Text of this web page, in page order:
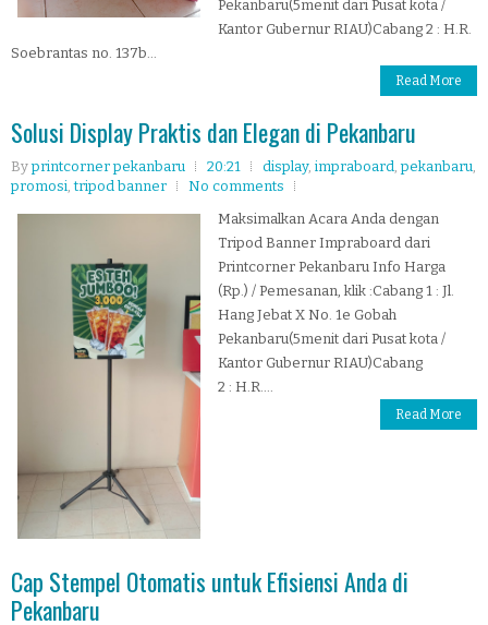
Pekanbaru(5menit dari Pusat kota /
Kantor Gubernur RIAU)Cabang 2 : H.R.
Soebrantas no. 137b...
Read More
Solusi Display Praktis dan Elegan di Pekanbaru
Byprintcorner pekanbaru 20:21 display, impraboard ,pekanbaru
promosi ,tripod banner
No comments
Maksimalkan Acara Anda dengan
Tripod Banner Impraboard dari
Printcorner Pekanbaru Info Harga
(Rp.) / Pemesanan, klik :Cabang 1 : Jl.
Hang Jebat X No. 1e Gobah
Pekanbaru(5menit dari Pusat kota /
Kantor Gubernur RIAU)Cabang
2 : H.R....
Read More
Cap Stempel Otomatis untuk Efisiensi Anda di
Pekanbaru